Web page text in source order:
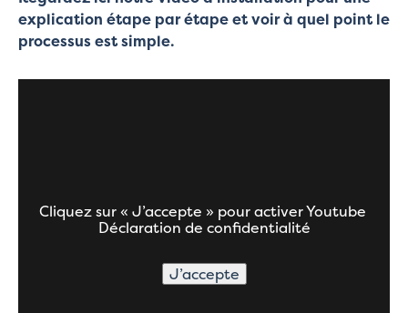
explication étape par étape et voir à quel point le
processus est simple.
Cliquez sur « J’accepte » pour activer Youtube
Déclaration de confidentialité
J’accepte